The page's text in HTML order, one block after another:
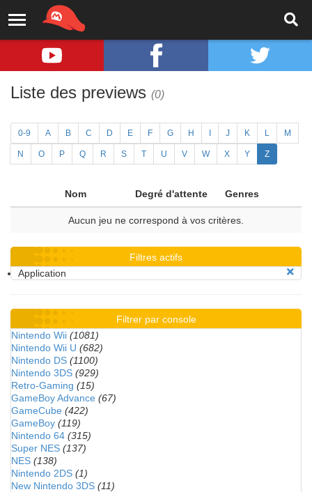
Liste des previews (0)
0-9 A B C D E F G H J K L M
N O P Q R S T U V W X Y Z
Nom Degré d'attente Genres
Aucun jeu ne correspond à vos critères.
Filtres actifs
Application
Filtrer par console
Nintendo Wii (1081)
Nintendo Wii U (682)
Nintendo DS (1100)
Nintendo 3DS (929)
Retro-Gaming (15)
GameBoy Advance (67)
GameCube (422)
GameBoy (119)
Nintendo 64 (315)
Super NES (137)
NES (138)
Nintendo 2DS (1)
New Nintendo 3DS (11)